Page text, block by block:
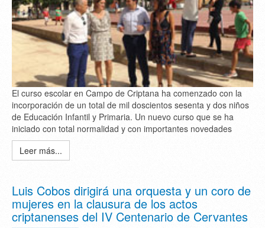
El curso escolar en Campo de Criptana ha comenzado con la
incorporación de un total de mil doscientos sesenta y dos niños
de Educación Infantil y Primaria. Un nuevo curso que se ha
iniciado con total normalidad y con importantes novedades
Leer más...
Luis Cobos dirigirá una orquesta y un coro de
mujeres en la clausura de los actos
criptanenses del IV Centenario de Cervantes